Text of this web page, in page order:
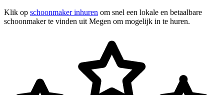
Klik op schoonmaker inhuren om snel een lokale en betaalbare
schoonmaker te vinden uit Megen om mogelijk in te huren.